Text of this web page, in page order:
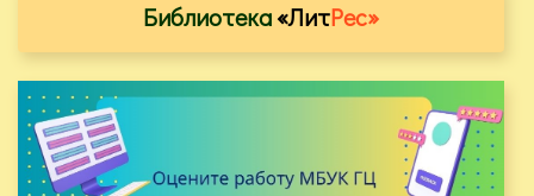
Библиотека«ЛитРес»